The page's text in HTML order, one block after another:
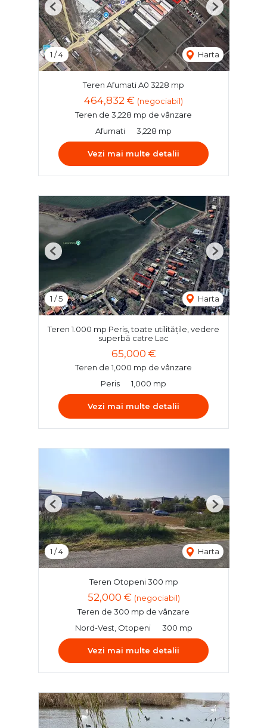
1 /4 Harta
Previous Next
Teren Afumati A0 3228 mp
464,832 € (negociabil)
Teren de 3,228 mp de vânzare
Afumati
3,228 mp
Vezi mai multe detalii
1 /5 Harta
Previous Next
Teren 1.000 mp Periș, toate utilitățile, vedere
superbă catre Lac
65,000 €
Teren de 1,000 mp de vânzare
Peris
1,000 mp
Vezi mai multe detalii
1 /4 Harta
Previous Next
Teren Otopeni 300 mp
52,000 € (negociabil)
Teren de 300 mp de vânzare
Nord-Vest, Otopeni
300 mp
Vezi mai multe detalii